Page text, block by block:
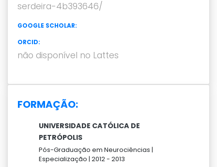
serdeira-4b393646/
GOOGLE SCHOLAR:
ORCID:
não disponível no Lattes
FORMAÇÃO:
UNIVERSIDADE CATÓLICA DE
PETRÓPOLIS
Pós-Graduação em Neurociências |
Especialização | 2012 - 2013